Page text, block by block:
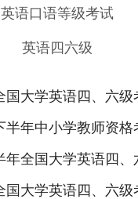
英语口语等级考试
英语四六级